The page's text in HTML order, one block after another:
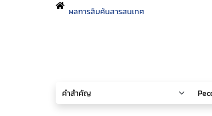
ผลการสืบค้นสารสนเทศ